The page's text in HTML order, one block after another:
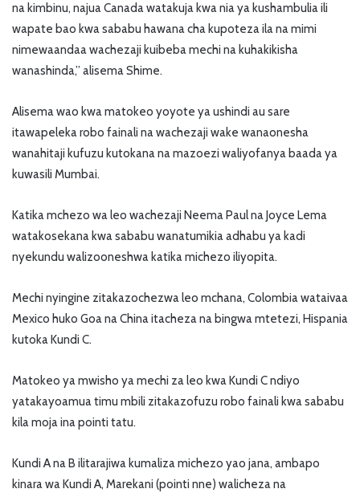
na kimbinu, najua Canada watakuja kwa nia ya kushambulia ili
wapate bao kwa sababu hawana cha kupoteza ila na mimi
nimewaandaa wachezaji kuibeba mechi na kuhakikisha
wanashinda,” alisema Shime.
Alisema wao kwa matokeo yoyote ya ushindi au sare
itawapeleka robo fainali na wachezaji wake wanaonesha
wanahitaji kufuzu kutokana na mazoezi waliyofanya baada ya
kuwasili Mumbai.
Katika mchezo wa leo wachezaji Neema Paul na Joyce Lema
watakosekana kwa sababu wanatumikia adhabu ya kadi
nyekundu walizooneshwa katika michezo iliyopita.
Mechi nyingine zitakazochezwa leo mchana, Colombia wataivaa
Mexico huko Goa na China itacheza na bingwa mtetezi, Hispania
kutoka Kundi C.
Matokeo ya mwisho ya mechi za leo kwa Kundi C ndiyo
yatakayoamua timu mbili zitakazofuzu robo fainali kwa sababu
kila moja ina pointi tatu.
Kundi A na B ilitarajiwa kumaliza michezo yao jana, ambapo
kinara wa Kundi A, Marekani (pointi nne) walicheza na